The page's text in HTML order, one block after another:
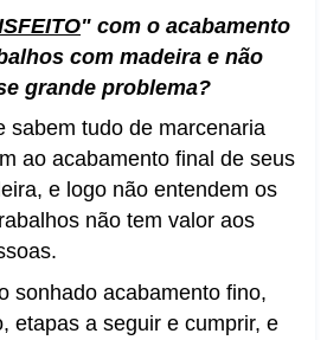
" com o acabamento
com madeira e não
grande problema?
sabem tudo de marcenaria
ao acabamento final de seus
e logo não entendem os
não tem valor aos
sonhado acabamento fino,
etapas a seguir e cumprir, e